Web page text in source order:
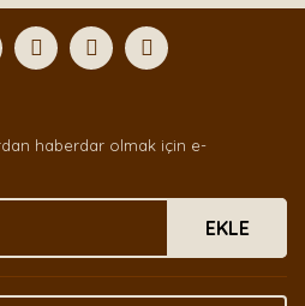
Yorum Yaz
iletebilirsiniz.
teşekkür ederiz.
bilgiler bulunuyor.
bulunuyor.
daha pahalı.
olmalı.
haberdar olmak için e-
EKLE